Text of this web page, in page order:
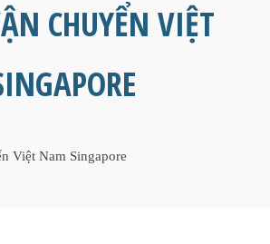
CHUYỂN VIỆT
Việt Nam Singapore